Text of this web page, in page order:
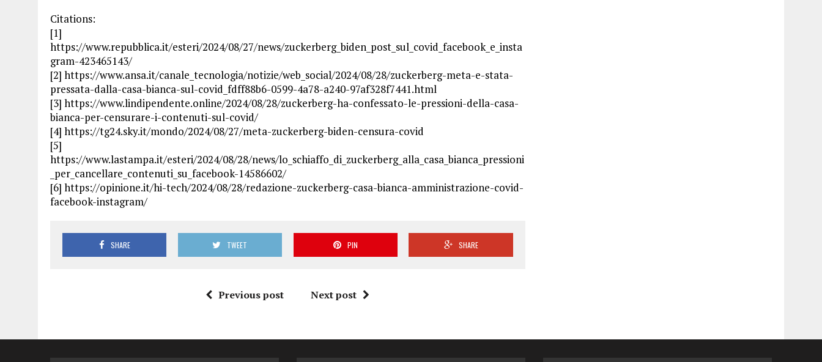
Citations:
[1]
https://www.repubblica.it/esteri/2024/08/27/news/zuckerberg_biden_post_sul_covid_facebook_e_insta
gram-423465143/
[2] https://www.ansa.it/canale_tecnologia/notizie/web_social/2024/08/28/zuckerberg-meta-e-stata-
pressata-dalla-casa-bianca-sul-covid_fdff88b6-0599-4a78-a240-97af328f7441.html
[3] https://www.lindipendente.online/2024/08/28/zuckerberg-ha-confessato-le-pressioni-della-casa-
bianca-per-censurare-i-contenuti-sul-covid/
[4] https://tg24.sky.it/mondo/2024/08/27/meta-zuckerberg-biden-censura-covid
[5]
https://www.lastampa.it/esteri/2024/08/28/news/lo_schiaffo_di_zuckerberg_alla_casa_bianca_pressioni
_per_cancellare_contenuti_su_facebook-14586602/
[6] https://opinione.it/hi-tech/2024/08/28/redazione-zuckerberg-casa-bianca-amministrazione-covid-
facebook-instagram/
SHARE TWEET PIN SHARE
Previous post Next post